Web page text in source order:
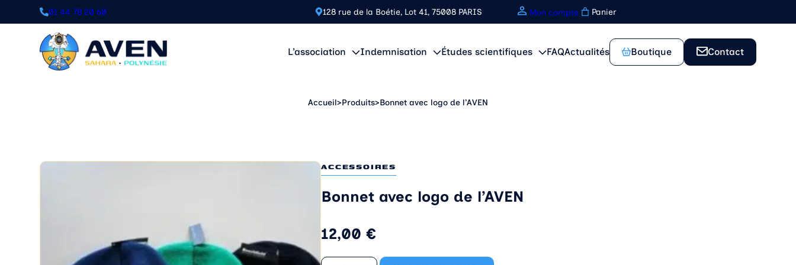
01 44 78 20 60 128 rue de la Boétie, Lot 41, 75008 PARIS Mon compte Panier
L’association Indemnisation Études scientifiques FAQActualités Boutique Contact
Accueil>Produits>Bonnet avec logo de l’AVEN
ACCESSOIRES
Bonnet avec logo de l’AVEN
12,00€